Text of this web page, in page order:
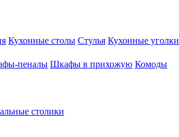
Кухонные столы Стулья Кухонные уголки
пеналы Шкафы в прихожую Комоды
столики